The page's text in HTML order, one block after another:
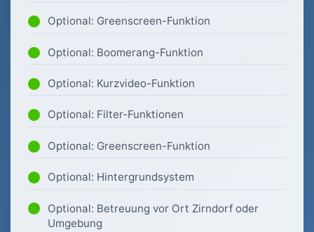
Optional: Greenscreen-Funktion
Optional: Boomerang-Funktion
Optional: Kurzvideo-Funktion
Optional: Filter-Funktionen
Optional: Greenscreen-Funktion
Optional: Hintergrundsystem
Optional: Betreuung vor Ort Zirndorf oder
Umgebung